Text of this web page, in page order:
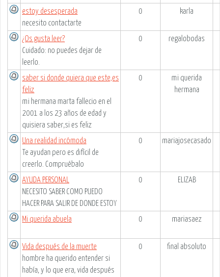
estoy desesperada
necesito contactarte
0 karla
¿Os gusta leer?
Cuidado: no puedes dejar de
leerlo.
0 regalobodas
saber si donde quiera que este,es
feliz
mi hermana marta fallecio en el
2001 a los 23 años de edad y
quisiera saber,si es feliz
0
mi querida
hermana
Una realidad incómoda
Te ayudan pero es difícil de
creerlo. Compruébalo
0 mariajosecasado
AYUDA PERSONAL
NECESITO SABER COMO PUEDO
HACER PARA SALIR DE DONDE ESTOY
0 ELIZAB
Mi querida abuela 0 mariasaez
Vida después de la muerte
hombre ha querido entender si
había, y lo que era, vida después
0 final absoluto